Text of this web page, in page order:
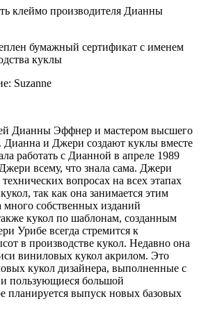
клеймо производителя Дианны
бумажный сертификат с именем
куклы
Suzanne
Дианны Эффнер и мастером высшего
Дианна и Джери создают куклы вместе
работать с Дианной в апреле 1989
всему, что знала сама. Джери
вопросах на всех этапах
так как она занимается этим
собственных изданий
кукол по шаблонам, созданным
Урибе всегда стремится к
в производстве кукол. Недавно она
виниловых кукол акрилом. Это
кукол дизайнера, выполненные с
пользующиеся большой
планируется выпуск новых базовых